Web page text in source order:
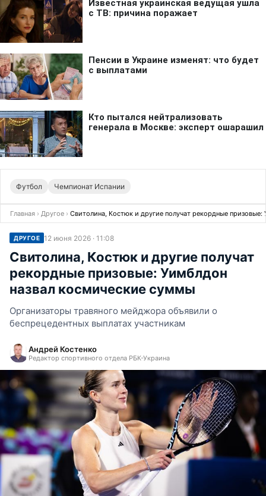
Футбол Чемпионат Испании
Главная › Другое › Свитолина, Костюк и другие получат рекордные
ДРУГОЕ 12 июня 2026 · 11:08
Свитолина, Костюк и другие получат
рекордные призовые: Уимблдон
назвал космические суммы
Организаторы травяного мейджора объявили о
беспрецедентных выплатах участникам
Андрей Костенко
Редактор спортивного отдела РБК-Украина